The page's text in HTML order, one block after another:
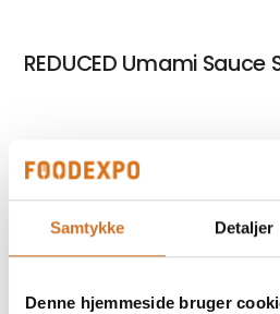
Samtykke Detaljer
Denne hjemmeside bruger
REDUCED Umami Sauce
REDUCED Umami Sauce
REDUCED Hønsefond